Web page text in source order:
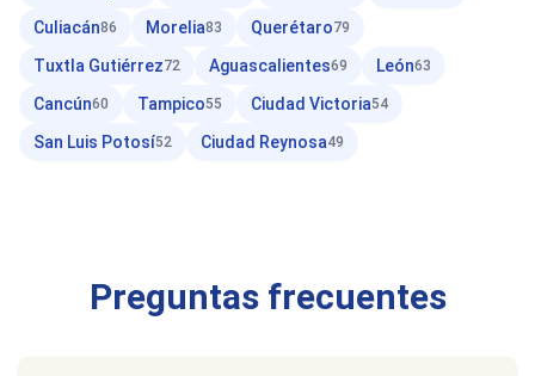
Culiacán86 Morelia83 Querétaro79
Tuxtla Gutiérrez72 Aguascalientes69 León63
Cancún60 Tampico55 Ciudad Victoria54
San Luis Potosí52 Ciudad Reynosa49
Preguntas frecuentes